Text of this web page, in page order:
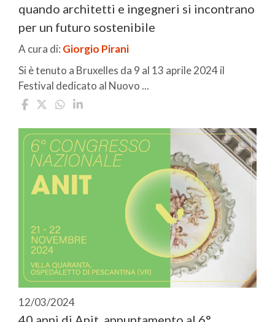
quando architetti e ingegneri si incontrano
per un futuro sostenibile
A cura di: Giorgio Pirani
Si è tenuto a Bruxelles da 9 al 13 aprile 2024 il
Festival dedicato al Nuovo ...
12/03/2024